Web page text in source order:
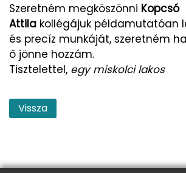
Szeretném megköszönni Kopcsó
Attila kollégájuk példamutatóan
és precíz munkáját, szeretném
ő jönne hozzám.
Tisztelettel, egy miskolci lakos
Vissza